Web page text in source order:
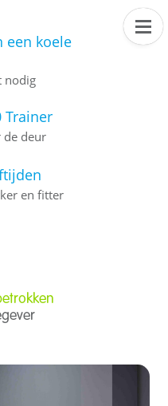
een koele
nodig
de deur
en fitter